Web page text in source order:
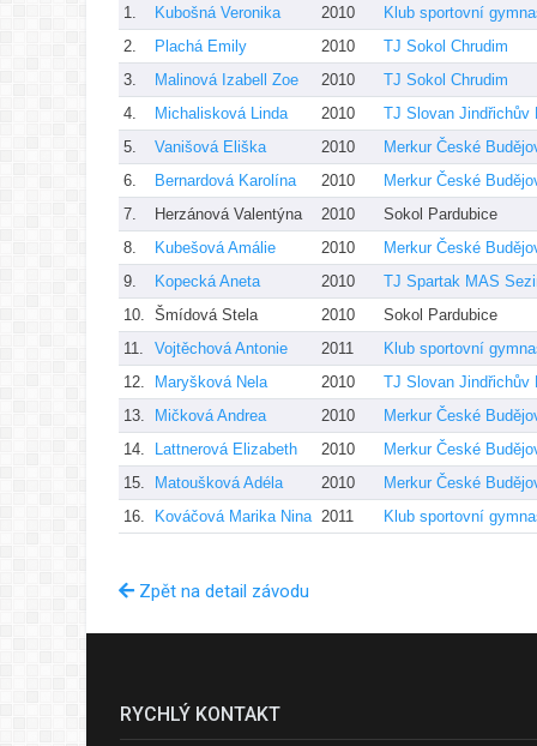
1.
Kubošná Veronika 2010
Klub sportovní
2.
Plachá Emily 2010
TJ Sokol Chrudim
3.
Malinová Izabell Zoe 2010
TJ Sokol Chrudim
4.
Michalisková Linda 2010
TJ Slovan Jindřichův
5.
Vanišová Eliška 2010
Merkur České
6.
Bernardová Karolína 2010
Merkur České
7.
Herzánová Valentýna 2010
Sokol Pardubice
8.
Kubešová Amálie 2010
Merkur České
9.
Kopecká Aneta 2010
TJ Spartak MAS
10.
Šmídová Stela 2010
Sokol Pardubice
11.
Vojtěchová Antonie 2011
Klub sportovní
12.
Maryšková Nela 2010
TJ Slovan Jindřichův
13.
Mičková Andrea 2010
Merkur České
14.
Lattnerová Elizabeth 2010
Merkur České
15.
Matoušková Adéla 2010
Merkur České
16.
Kováčová Marika Nina 2011 Klub sportovní
Zpět na detail závodu
RYCHLÝ KONTAKT